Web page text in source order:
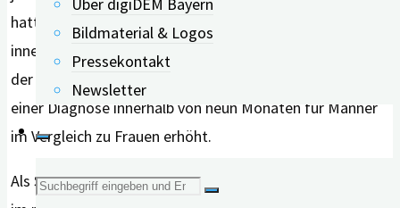
Bildmaterial & Logos
Pressekontakt
Newsletter
Suche
hatten. Zudem steigt die Chance einer Diagnose
innerhalb von neun Monaten mit zunehmendem Alter
der Betroffenen. Des Weiteren ist die Wahrscheinlichkeit
einer Diagnose innerhalb von neun Monaten für Männer
im Vergleich zu Frauen erhöht.
Als Schlussfolgerung empfehlen die Autor*innen, dass